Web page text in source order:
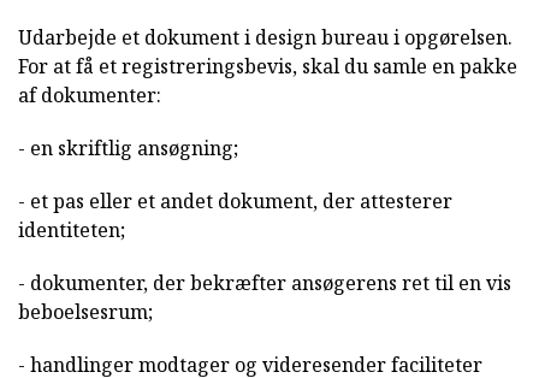
Udarbejde et dokument i design bureau i opgørelsen.
For at få et registreringsbevis, skal du samle en pakke
af dokumenter:
- en skriftlig ansøgning;
- et pas eller et andet dokument, der attesterer
identiteten;
- dokumenter, der bekræfter ansøgerens ret til en vis
beboelsesrum;
- handlinger modtager og videresender faciliteter